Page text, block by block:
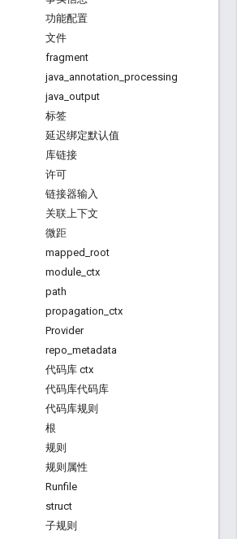
功能配置
文件
fragment
java annotation processing
java output
标签
延迟绑定默认值
库链接
许可
链接器输入
关联上下文
微距
mapped root
module ctx
path
propagation ctx
Provider
repo metadata
代码库 ctx
代码库代码库
代码库规则
根
规则
规则属性
Runfile
struct
子规则